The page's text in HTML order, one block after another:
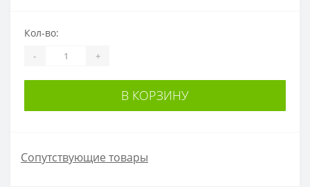
Кол-во:
- +
В КОРЗИНУ
Сопутствующие товары